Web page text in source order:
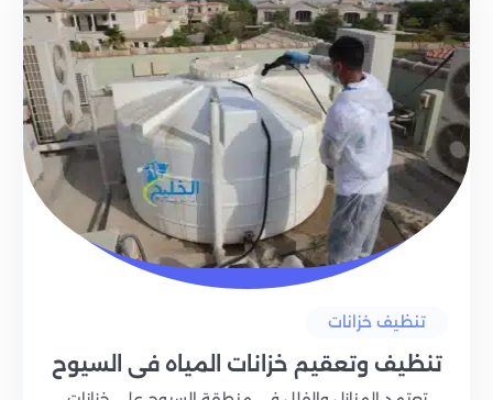
تنظيف خزانات
تنظيف وتعقيم خزانات المياه في السيوح